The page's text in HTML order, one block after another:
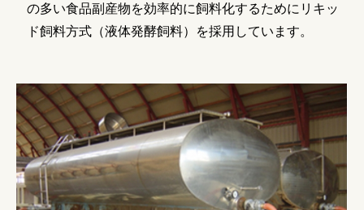
の多い食品副産物を効率的に飼料化するためにリキッ
ド飼料方式（液体発酵飼料）を採用しています。